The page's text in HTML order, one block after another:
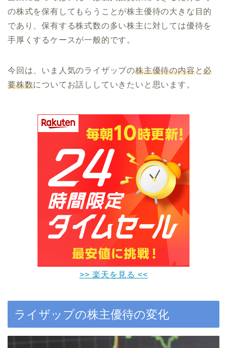
の株式を保有してもらうことが株主優待の大きな目的
であり、保有する株式数の多い株主に対しては優待を
手厚くするケースが一般的です。
今回は、いま人気のライザップの株主優待の内容と必
要株数についてお話ししていきたいと思います。
>> 楽天を見る <<
ライザップの株主優待の変化